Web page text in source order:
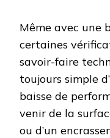
Même avec une
certaines
savoir-faire
toujours simple
baisse de
venir de la
ou d’un